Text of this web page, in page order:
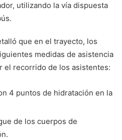
utilizando la vía dispuesta
que en el trayecto, los
medidas de asistencia
el recorrido de los asistentes:
4 puntos de hidratación en la
de los cuerpos de